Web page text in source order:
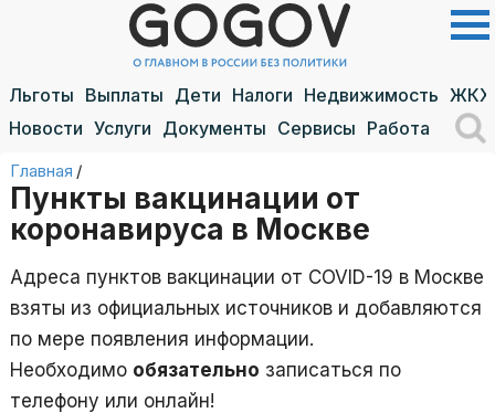
Льготы Выплаты Дети Налоги Недвижимость ЖКХ
Новости Услуги Документы Сервисы Работа
Главная /
Пункты вакцинации от
коронавируса в Москве
Адреса пунктов вакцинации от COVID-19 в Москве
взяты из официальных источников и добавляются
по мере появления информации.
Необходимо обязательно записаться по
телефону или онлайн!